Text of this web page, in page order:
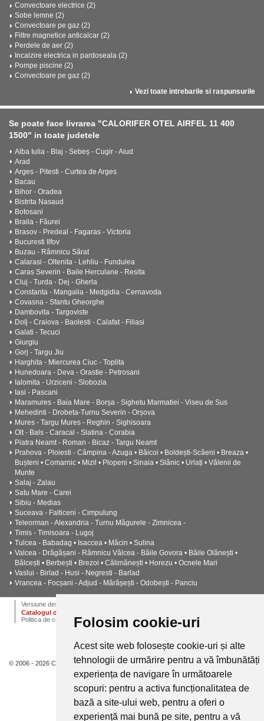
Folosim cookie-uri
Acest site web folosește cookie-uri și alte
tehnologii de urmărire pentru a vă îmbunătăți
experiența de navigare în următoarele
scopuri: pentru a activa funcționalitatea de
bază a site-ului web, pentru a oferi o
experiență mai bună pe site, pentru a vă
Convectoare electrice (2)
Sobe lemne (2)
Convectoare pe gaz (2)
Filtre magnetice anticalcar (2)
Perdele de aer (2)
Incalzire electrica in pardoseala (2)
Pompe piscine (2)
Convectoare pe gaz (2)
Vezi toate intrebarile si raspunsurile
Se poate face livrarea "CALORIFER OTEL AIRFEL 11 400
1500" in toate judetele
Alba Iulia - Blaj - Sebeș - Cugir - Aiud
Arad
Arges - Pitesti - Curtea de Arges
Bacau
Bihor - Oradea
Bistrita Nasaud
Botosani
Braila - Făurei
Brasov - Predeal - Fagaras - Victoria
Bucuresti Ilfov
Buzau - Râmnicu Sărat
Calarasi - Oltenita - Lehliu - Fundulea
Caras Severin - Baile Herculane - Resita
Cluj - Turda - Dej - Gherla
Constanta - Mangalia - Medgidia - Cernavoda
Covasna - Sfantu Gheorghe
Dambovita - Targoviste
Dolj - Craiova - Baolesti - Calafat - Filiasi
Galati - Tecuci
Giurgiu
Gorj - Targu Jiu
Harghita - Miercurea Ciuc - Toplita
Hunedoara - Deva - Orastie - Petrosani
Ialomita - Urziceni - Slobozia
Iasi - Pascani
Maramures - Baia Mare - Borșa - Sighetu Marmatiei - Viseu de Sus
Mehedinti - Drobeta-Turnu Severin - Orșova
Mures - Targu Mures - Reghin - Sighisoara
Olt - Bals - Caracal - Slatina - Corabia
Piatra Neamt - Roman - Bicaz - Targu Neamt
Prahova - Ploiesti - Câmpina - Azuga • Băicoi • Boldești-Scăeni • Breaza •
Bușteni • Comarnic • Mizil • Plopeni • Sinaia • Slănic • Urlați • Vălenii de
Munte
Salaj - Zalau
Satu Mare - Carei
Sibiu - Medias
Suceava - Falticeni - Cimpulung
Teleorman - Alexandria - Turnu Măgurele - Zimnicea -
Timis - Timisoara - Lugoj
Tulcea - Babadag • Isaccea • Măcin • Sulina
Valcea - Drăgășani - Râmnicu Vâlcea - Băile Govora • Băile Olănești •
Bălcești • Berbești • Brezoi • Călimănești • Horezu • Ocnele Mari
Vaslui - Birlad - Husi - Negresti - Barlad
Vrancea - Focșani - Adjud - Mărășești - Odobești - Panciu
Versiune desktop
Catalogul de instalatii termice, ventilatie si climatizare CALOR
Politica de confidentialitate
© 2006 - 2026 Calor.